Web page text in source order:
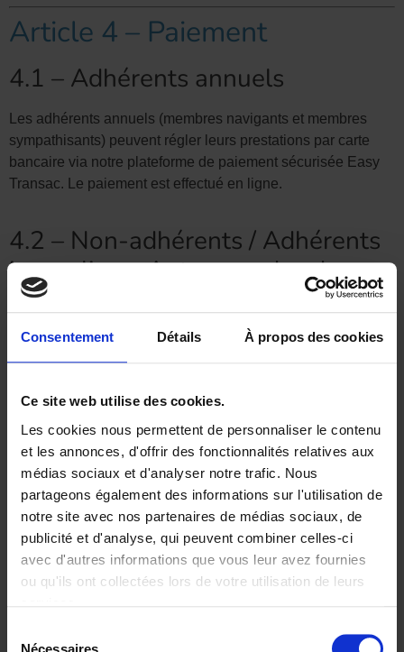
Consentement Détails À propos des cookies
Ce site web utilise des cookies.
Les cookies nous permettent de personnaliser le contenu
et les annonces, d'offrir des fonctionnalités relatives aux
médias sociaux et d'analyser notre trafic. Nous
partageons également des informations sur l'utilisation de
notre site avec nos partenaires de médias sociaux, de
publicité et d'analyse, qui peuvent combiner celles-ci
avec d'autres informations que vous leur avez fournies
ou qu'ils ont collectées lors de votre utilisation de leurs
Nécessaires
Article 4 – Paiement
4.1 – Adhérents annuels
Les adhérents annuels (membres navigants et membres
sympathisants) peuvent régler leurs prestations par carte
bancaire via notre plateforme de paiement sécurisée Easy
Transac. Le paiement est effectué en ligne.
4.2 – Non-adhérents / Adhérents
journaliers : Autres modes de
paiement
Les non-adhérents et adhérents journaliers peuvent régler
par espèces / chèque / virement / carte bancaire / Paypal /
Article 5 – Annulation et
Remboursement
5.1 – Annulation par le client
Plus de 7 jours avant
la date prévue : remboursement
: aucun remboursement